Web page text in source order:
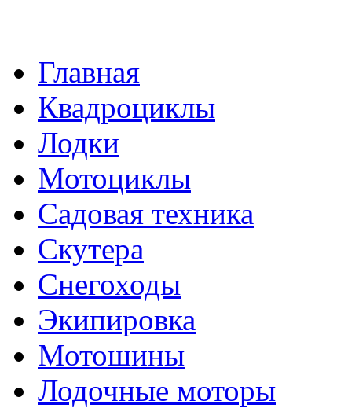
Главная
Квадроциклы
Лодки
Мотоциклы
Садовая техника
Скутера
Снегоходы
Экипировка
Мотошины
Лодочные моторы